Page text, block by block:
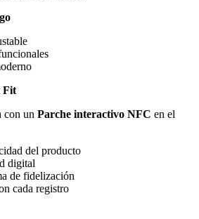
Fit
con un Parche interactivo NFC en el
del producto
digital
de fidelización
cada registro